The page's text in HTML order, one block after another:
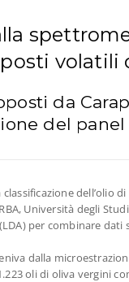
volatili
da
del panel
dell’olio
Università degli
per combinare dati
dalla
oli di oliva vergini